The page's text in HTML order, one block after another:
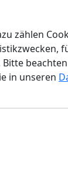
zählen
in unseren